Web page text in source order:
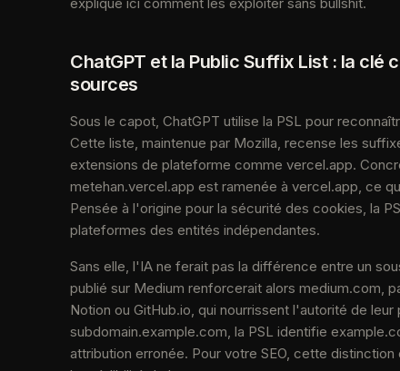
ChatGPT et la Public Suffix List : la clé
sources
Sous le capot, ChatGPT utilise la PSL pour
Cette liste, maintenue par Mozilla, recense les
extensions de plateforme comme vercel.app.
metehan.vercel.app est ramenée à vercel.app, ce
Pensée à l'origine pour la sécurité des cookies, la
plateformes des entités indépendantes.
Sans elle, l'IA ne ferait pas la différence entre un
publié sur Medium renforcerait alors medium.com,
Notion ou GitHub.io, qui nourrissent l'autorité de
subdomain.example.com, la PSL identifie
attribution erronée. Pour votre SEO, cette